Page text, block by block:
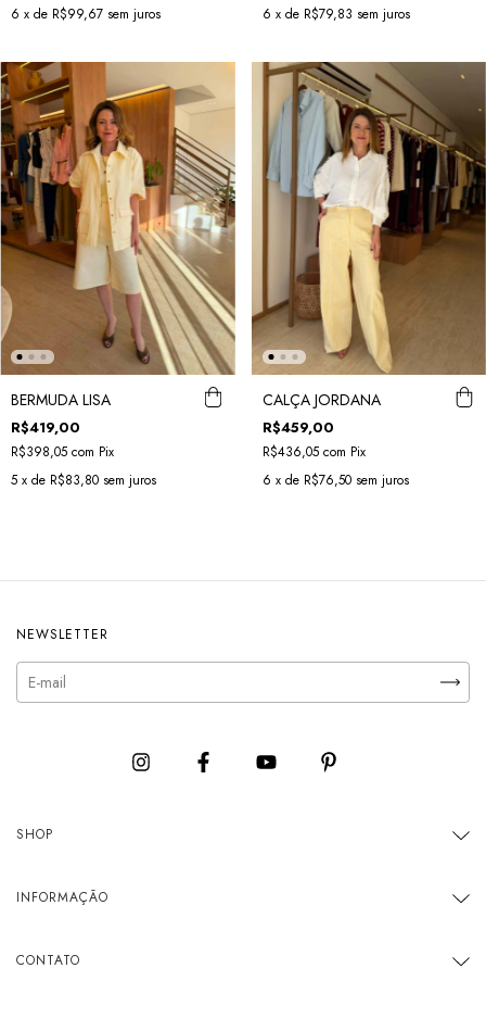
6 x de R$99,67 sem juros
6 x de R$79,83 sem juros
BERMUDA LISA
R$419,00
R$398,05 com Pix
5 x de R$83,80 sem juros
CALÇA JORDANA
R$459,00
R$436,05 com Pix
6 x de R$76,50 sem juros
NEWSLETTER
SHOP
INFORMAÇÃO
CONTATO